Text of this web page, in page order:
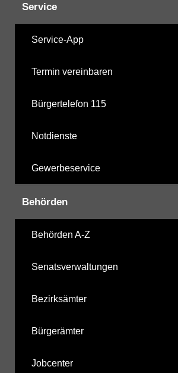
Service
Service-App
Termin vereinbaren
Bürgertelefon 115
Notdienste
Gewerbeservice
Behörden
Behörden A-Z
Senatsverwaltungen
Bezirksämter
Bürgerämter
Jobcenter